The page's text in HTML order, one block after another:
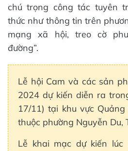
chú trọng công tác tuyên
thức như thông tin trên
mạng xã hội, treo cờ
đường”.
Lễ hội Cam và các sản
2024 dự kiến diễn ra
17/11) tại khu vực
thuộc phường Nguyễn Du,
Lễ khai mạc dự kiến lúc